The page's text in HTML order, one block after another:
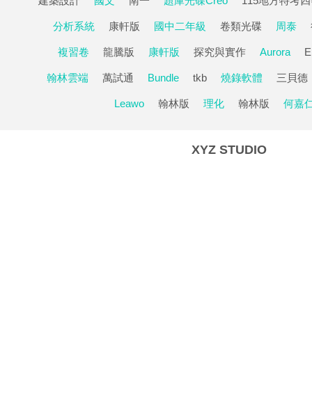
分析系統 康軒版 國中二年級 卷類光碟 周泰
複習卷 龍騰版 康軒版 探究與實作 Aurora
翰林雲端 萬試通 Bundle tkb 燒錄軟體 三貝德
Leawo 翰林版 理化 翰林版 何嘉
XYZ STUDIO